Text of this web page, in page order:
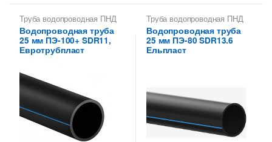
Труба водопроводная ПНД
25 мм
Водопроводная труба
25 мм ПЭ-100+ SDR11,
Евротрубпласт
Труба водопроводная ПНД
25 мм
Водопроводная труба
25 мм ПЭ-80 SDR13.6
Ельпласт